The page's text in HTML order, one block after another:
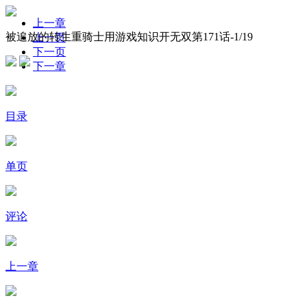
被追放的转生重骑士用游戏知识开无双第171话-1/19
上一章
上一页
下一页
下一章
目录
单页
评论
上一章